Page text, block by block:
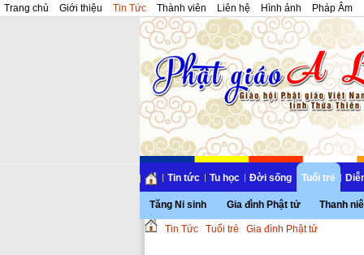
Trang chủ Giới thiệu Tin Tức Thành viên Liên hệ Hình ảnh Pháp Âm
Tin tức Tu học Đời sống Tuổi trẻ
Tăng Ni sinh Gia đình Phật tử Thanh
Tin Tức Tuổi trẻ Gia đình Phật tử